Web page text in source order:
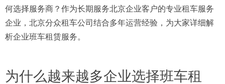
何选择服务商？作为长期服务北京企业客户的专业租车服务
企业，北京分众租车公司结合多年运营经验，为大家详细解
析企业班车租赁服务。
为什么越来越多企业选择班车租